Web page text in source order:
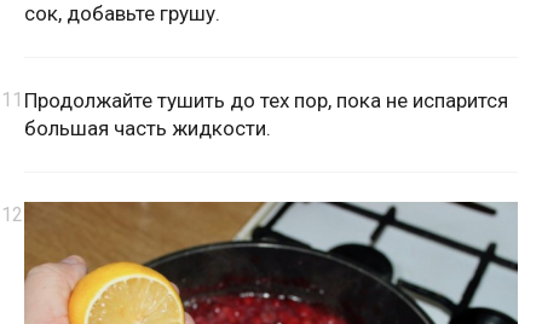
сок, добавьте грушу.
Продолжайте тушить до тех пор, пока не испарится
большая часть жидкости.